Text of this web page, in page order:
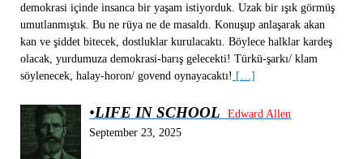
demokrasi içinde insanca bir yaşam istiyorduk. Uzak bir ışık görmüş
umutlanmıştık. Bu ne rüya ne de masaldı. Konuşup anlaşarak akan
kan ve şiddet bitecek, dostluklar kurulacaktı. Böylece halklar kardeş
olacak, yurdumuza demokrasi-barış gelecekti! Türkü-şarkı/ klam
söylenecek, halay-horon/ govend oynayacaktı! […]
•LIFE IN SCHOOL
Edward Allen
September 23, 2025